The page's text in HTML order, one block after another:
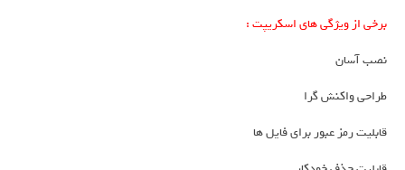
برخی از ویژگی های اسکریپت :
نصب آسان
طراحی واکنش گرا
قابلیت رمز عبور برای فایل ها